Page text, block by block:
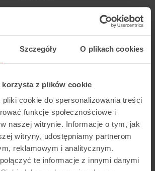
Szczegóły O plikach cookies
korzysta z plików cookie
cookie do spersonalizowania treści
funkcje społecznościowe i
naszej witrynie. Informacje o tym, jak
witryny, udostępniamy partnerom
reklamowym i analitycznym.
te informacje z innymi danymi
Reagowanie na problemy
sygnalizowane przez klientów
Klienci często po niesatysfakcjonującej
obsłudze klienta, nie szczędzą w słowach
i wystawiają negatywne opinie na
ponownie, zgłaszając skargę na danego
pracownika i narzekają na jego brak
kompetencji. Możemy jednak wdrożyć
pewne rozwiązania, które pozwolą nam
pozyskiwać takie informacje od klientów
na bieżąco, przez co koordynator zespołu
będzie mógł wychwycić złe praktyki już
na samym początku. Mogą to być małe
nieprawidłowości, jak chociażby
niepoprawny język czy opryskliwy ton,